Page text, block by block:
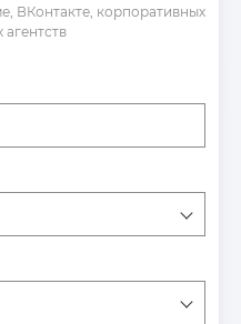
ВКонтакте, корпоративных